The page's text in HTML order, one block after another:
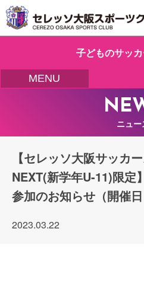
子どものサッ
MENU
ニュー
【セレッソ大阪サッカ
NEXT(新学年U-11)限定
参加のお知らせ（開催日
2023.03.22